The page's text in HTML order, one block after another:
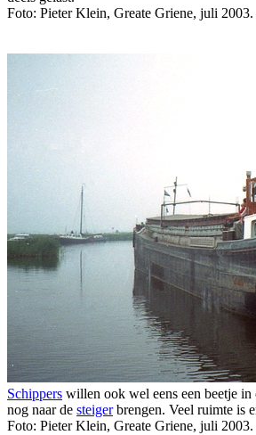
Foto: Pieter Klein, Greate Griene, juli 2003.
Schippers willen ook wel eens een beetje in
nog naar de steigerbrengen. Veel ruimte is
Foto: Pieter Klein, Greate Griene, juli 2003.